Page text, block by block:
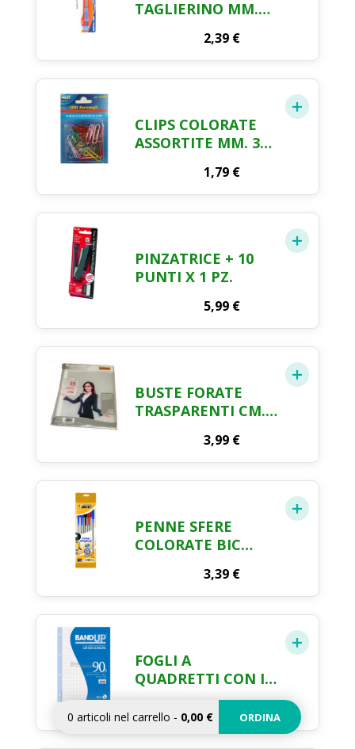
TAGLIERINO MM.
2,39 €
CLIPS COLORATE
ASSORTITE MM. 33
1,79 €
PINZATRICE + 10
PUNTI X 1 PZ.
5,99 €
BUSTE FORATE
TRASPARENTI CM.
3,99 €
PENNE SFERE
COLORATE BIC
3,39 €
FOGLI A
QUADRETTI CON I
BUCHI RINFORZATI
0 articoli nel carrello - 0,00 € ORDINA